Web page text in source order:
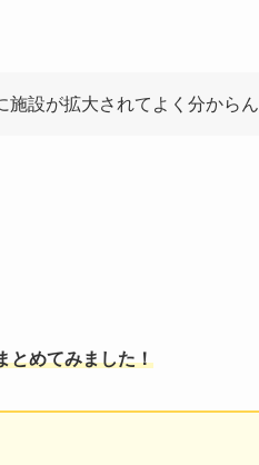
施設が拡大されてよく分から
とめてみました！